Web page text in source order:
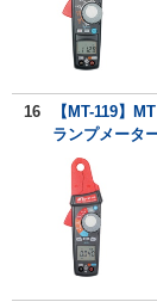
16
【MT-119】
ランプメータ